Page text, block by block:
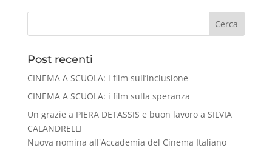
Cerca
Post recenti
CINEMA A SCUOLA: i film sull’inclusione
CINEMA A SCUOLA: i film sulla speranza
Un grazie a PIERA DETASSIS e buon lavoro a SILVIA
CALANDRELLI
Nuova nomina all'Accademia del Cinema Italiano